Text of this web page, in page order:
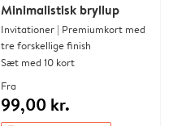
Minimalistisk bryllup
Invitationer | Premiumkort med
tre forskellige finish
Sæt med 10 kort
Fra
99,00 kr.